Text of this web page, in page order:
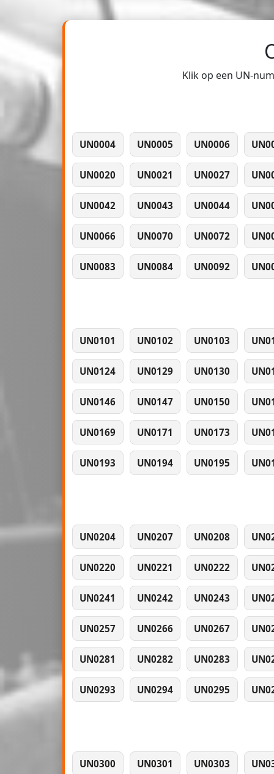
Klik op een UN-
UN0004 UN0005 UN0006
UN0020 UN0021 UN0027
UN0042 UN0043 UN0044
UN0066 UN0070 UN0072
UN0083 UN0084 UN0092
UN0101 UN0102 UN0103
UN0124 UN0129 UN0130
UN0146 UN0147 UN0150
UN0169 UN0171 UN0173
UN0193 UN0194 UN0195
UN0204 UN0207 UN0208
UN0220 UN0221 UN0222
UN0241 UN0242 UN0243
UN0257 UN0266 UN0267
UN0281 UN0282 UN0283
UN0293 UN0294 UN0295
UN0300 UN0301 UN0303